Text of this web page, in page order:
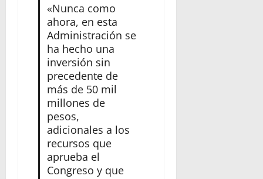
«Nunca como
ahora, en esta
Administración se
ha hecho una
inversión sin
precedente de
más de 50 mil
millones de
pesos,
adicionales a los
recursos que
aprueba el
Congreso y que